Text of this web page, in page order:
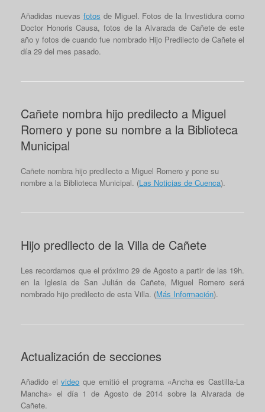
Añadidas nuevas fotos de Miguel. Fotos de la Investidura como
Doctor Honoris Causa, fotos de la Alvarada de Cañete de este
año y fotos de cuando fue nombrado Hijo Predilecto de Cañete el
día 29 del mes pasado.
Cañete nombra hijo predilecto a Miguel
Romero y pone su nombre a la Biblioteca
Municipal
Cañete nombra hijo predilecto a Miguel Romero y pone su
nombre a la Biblioteca Municipal. (Las Noticias de Cuenca).
Hijo predilecto de la Villa de Cañete
Les recordamos que el próximo 29 de Agosto a partir de las 19h.
en la Iglesia de San Julián de Cañete, Miguel Romero será
nombrado hijo predilecto de esta Villa. (Más Información).
Actualización de secciones
Añadido elvideo que emitió el programa «Ancha es Castilla-La
Mancha» el día 1 de Agosto de 2014 sobre la Alvarada de
Cañete.